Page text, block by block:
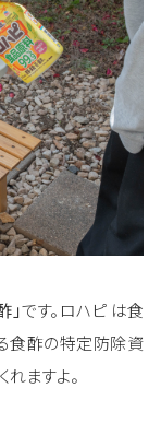
」です。ロハピ は食
食酢の特定防除資
れますよ。